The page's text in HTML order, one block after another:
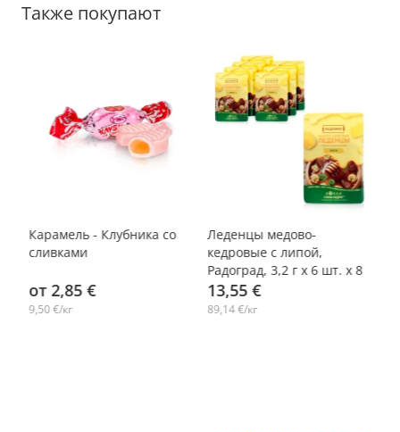
Также покупают
Карамель - Клубника со
сливками
от 2,85 €
9,50 €/кг
-14%
Леденцы медово-
кедровые с липой,
Радоград, 3,2 г х 6 шт. х 8
упаковок
13,55 €
89,14 €/кг